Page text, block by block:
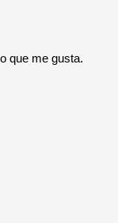
que me gusta.